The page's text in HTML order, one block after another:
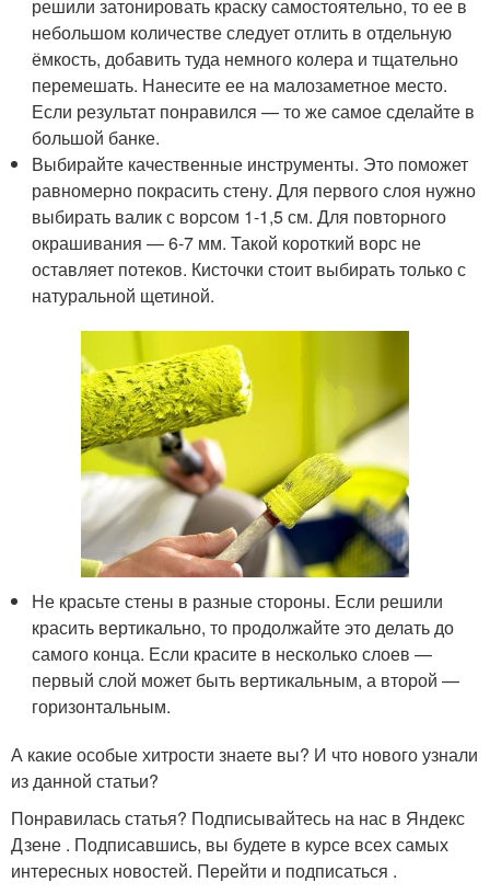
решили затонировать краску самостоятельно, то ее в
небольшом количестве следует отлить в отдельную
ёмкость, добавить туда немного колера и тщательно
перемешать. Нанесите ее на малозаметное место.
Если результат понравился — то же самое сделайте в
большой банке.
Выбирайте качественные инструменты. Это поможет
равномерно покрасить стену. Для первого слоя нужно
выбирать валик с ворсом 1-1,5 см. Для повторного
окрашивания — 6-7 мм. Такой короткий ворс не
оставляет потеков. Кисточки стоит выбирать только с
натуральной щетиной.
Не красьте стены в разные стороны. Если решили
красить вертикально, то продолжайте это делать до
самого конца. Если красите в несколько слоев —
первый слой может быть вертикальным, а второй —
горизонтальным.
А какие особые хитрости знаете вы? И что нового узнали
из данной статьи?
Понравилась статья? Подписывайтесь на нас в Яндекс
Дзене . Подписавшись, вы будете в курсе всех самых
интересных новостей. Перейти и подписаться .